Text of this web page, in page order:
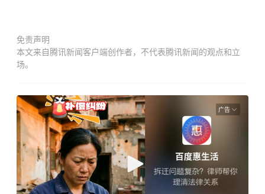
免责声明
本文来自腾讯新闻客户端创作者，不代表腾讯新闻的观点和立
场。
广告